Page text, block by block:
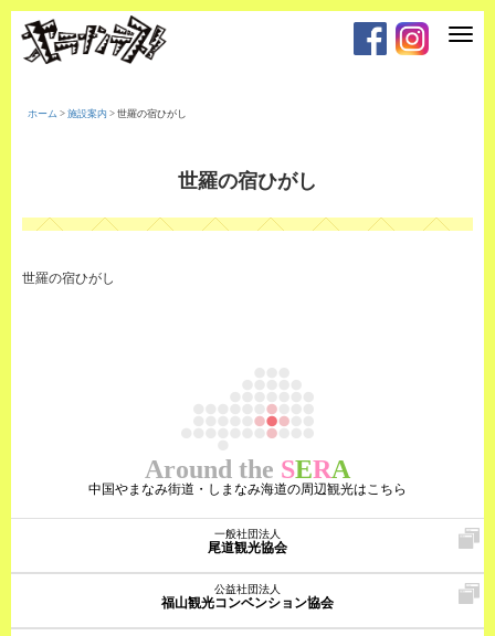
T
t
i
ホーム > 施設案内 > 世羅の宿ひがし
世羅の宿ひがし
世羅の宿ひがし
Around the SERA
中国やまなみ街道・しまなみ海道の周辺観光はこちら
一般社団法人
尾道観光協会
公益社団法人
福山観光コンベンション協会